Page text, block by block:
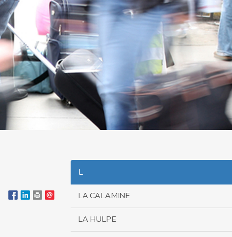
L
LA CALAMINE
LA HULPE